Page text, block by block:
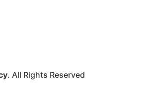
. All Rights Reserved